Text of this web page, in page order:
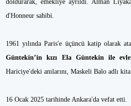
doldurarak, emekliye ayrıldı. Alman
d'Honneur sahibi.
1961 yılında Paris'e üçüncü katip olarak
Güntekin’in kızı Ela Güntekin ile
Hariciye'deki anılarını, Maskeli Balo adlı
16 Ocak 2025 tarihinde Ankara'da vefat etti.